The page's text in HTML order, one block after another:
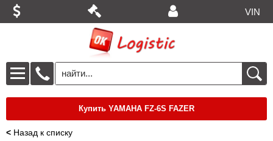
VIN
Купить YAMAHA FZ-6S FAZER
< Назад к списку